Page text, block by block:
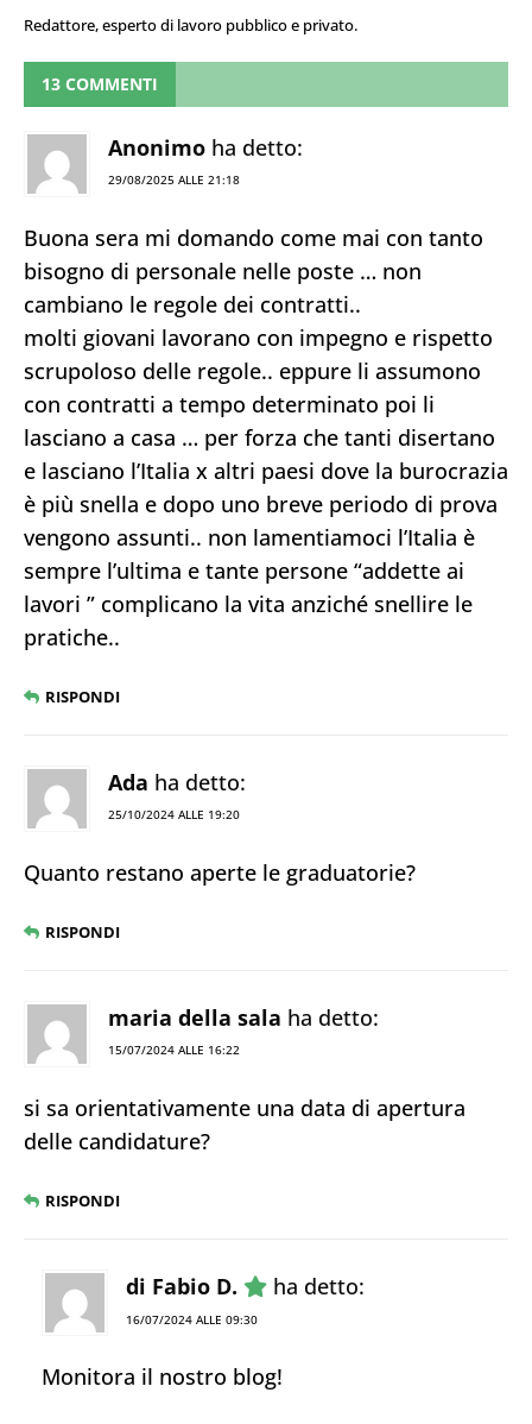
Redattore, esperto di lavoro pubblico e privato.
13 COMMENTI
Anonimo ha detto:
29/08/2025 ALLE 21:18
Buona sera mi domando come mai con tanto
bisogno di personale nelle poste … non
cambiano le regole dei contratti..
molti giovani lavorano con impegno e rispetto
scrupoloso delle regole.. eppure li assumono
con contratti a tempo determinato poi li
lasciano a casa … per forza che tanti disertano
e lasciano l’Italia x altri paesi dove la burocrazia
è più snella e dopo uno breve periodo di prova
vengono assunti.. non lamentiamoci l’Italia è
sempre l’ultima e tante persone “addette ai
lavori ” complicano la vita anziché snellire le
pratiche..
RISPONDI
Ada ha detto:
25/10/2024 ALLE 19:20
Quanto restano aperte le graduatorie?
RISPONDI
maria della sala ha detto:
15/07/2024 ALLE 16:22
si sa orientativamente una data di apertura
delle candidature?
RISPONDI
di Fabio D. ha detto:
16/07/2024 ALLE 09:30
Monitora il nostro blog!